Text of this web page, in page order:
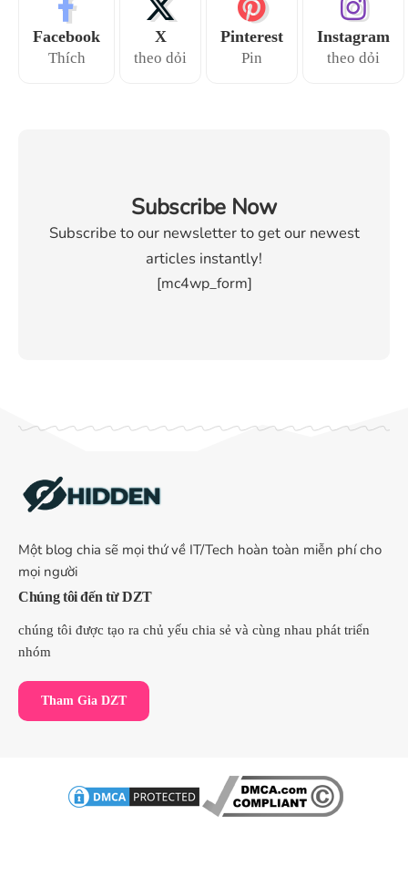
Facebook
Thích
X
theo dỏi
Pinterest
Pin
Instagram
theo dỏi
Subscribe Now
Subscribe to our newsletter to get our newest
articles instantly!
[mc4wp_form]
Một blog chia sẽ mọi thứ về IT/Tech hoàn toàn miễn phí cho
mọi người
Chúng tôi đến từ DZT
chúng tôi được tạo ra chủ yếu chia sẻ và cùng nhau phát triển
nhóm
Tham Gia DZT